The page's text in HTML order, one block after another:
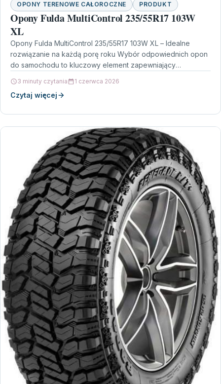
OPONY TERENOWE CAŁOROCZNE PRODUKT
Opony Fulda MultiControl 235/55R17 103W
XL
Opony Fulda MultiControl 235/55R17 103W XL – Idealne
rozwiązanie na każdą porę roku Wybór odpowiednich opon
do samochodu to kluczowy element zapewniający
3 minuty czytania 1 czerwca 2026
Czytaj więcej